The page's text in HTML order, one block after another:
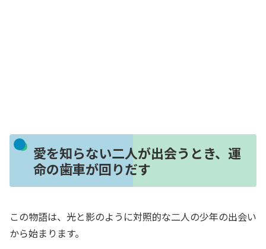
愛を知らない二人が出会うとき、運
命の歯車が回りだす
この物語は、光と影のように対照的な二人の少年の出会い
から始まります。